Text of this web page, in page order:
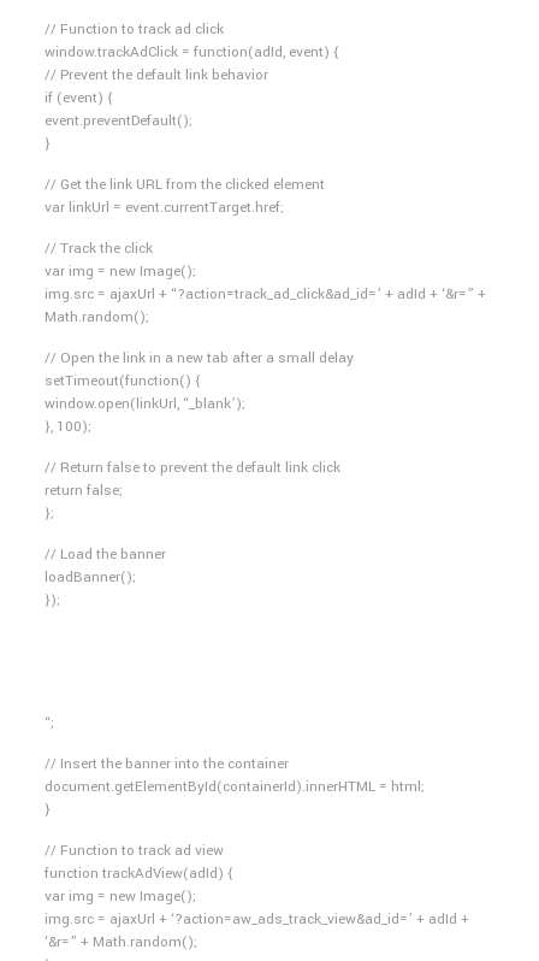
// Function to track ad click
window.trackAdClick = function(adId, event) {
// Prevent the default link behavior
if (event) {
event.preventDefault();
}
// Get the link URL from the clicked element
var linkUrl = event.currentTarget.href;
// Track the click
var img = new Image();
img.src = ajaxUrl + “?action=track_ad_click&ad_id=’ + adId + ‘&r=” +
Math.random();
// Open the link in a new tab after a small delay
setTimeout(function() {
window.open(linkUrl, “_blank’);
}, 100);
// Return false to prevent the default link click
return false;
};
// Load the banner
loadBanner();
});
“;
// Insert the banner into the container
document.getElementById(containerId).innerHTML = html;
}
// Function to track ad view
function trackAdView(adId) {
var img = new Image();
img.src = ajaxUrl + ‘?action=aw_ads_track_view&ad_id=’ + adId +
‘&r=” + Math.random();